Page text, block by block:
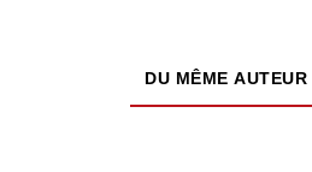
DU MÊME AUTEUR